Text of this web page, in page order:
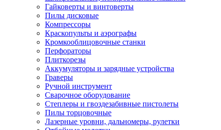
Гайковерты и винтоверты
Пилы дисковые
Компрессоры
Краскопульты и аэрографы
Кромкооблицовочные станки
Перфораторы
Плиткорезы
Аккумуляторы и зарядные устройства
Граверы
Ручной инструмент
Сварочное оборудование
Степлеры и гвоздезабивные пистолеты
Пилы торцовочные
Лазерные уровни, дальномеры, рулетки